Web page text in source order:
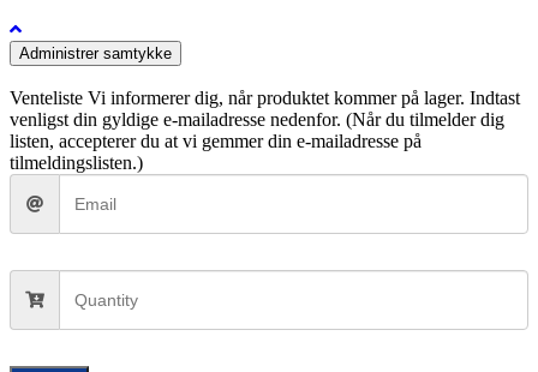
Administrer samtykke
Venteliste Vi informerer dig, når produktet kommer på lager. Indtast
venligst din gyldige e-mailadresse nedenfor. (Når du tilmelder dig
listen, accepterer du at vi gemmer din e-mailadresse på
tilmeldingslisten.)